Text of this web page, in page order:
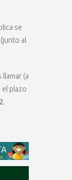
se
(junto al
(a
el plazo
.